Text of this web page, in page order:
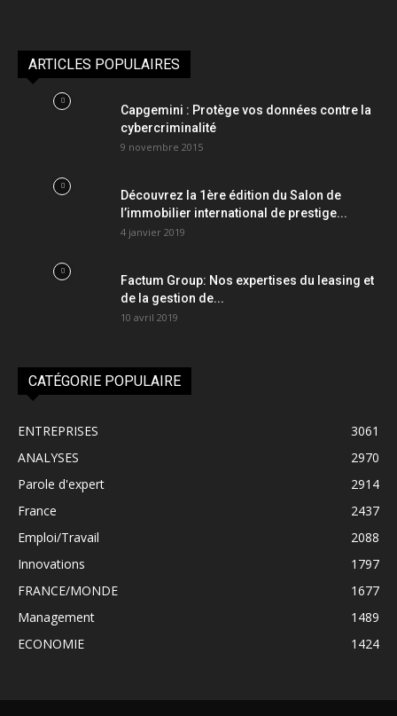
ARTICLES POPULAIRES
Capgemini : Protège vos données contre la
cybercriminalité
9 novembre 2015
Découvrez la 1ère édition du Salon de
l’immobilier international de prestige...
4 janvier 2019
Factum Group: Nos expertises du leasing et
de la gestion de...
10 avril 2019
CATÉGORIE POPULAIRE
ENTREPRISES
3061
ANALYSES
2970
Parole d'expert
2914
France
2437
Emploi/Travail
2088
Innovations
1797
FRANCE/MONDE
1677
Management
1489
ECONOMIE
1424